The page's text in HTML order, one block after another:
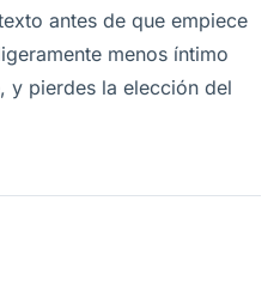
antes de que empiece
menos íntimo
y pierdes la elección del